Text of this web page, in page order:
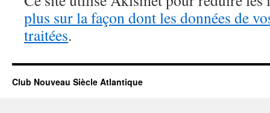
plus sur la façon dont les données de
traitées.
Club Nouveau Siècle Atlantique